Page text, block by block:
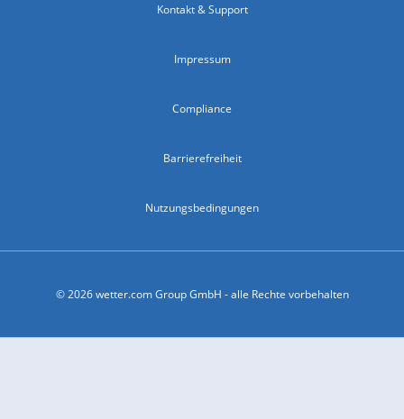
Kontakt & Support
Impressum
Compliance
Barrierefreiheit
Nutzungsbedingungen
© 2026 wetter.com Group GmbH - alle Rechte vorbehalten